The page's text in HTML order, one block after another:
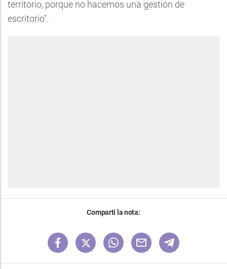
territorio, porque no hacemos una gestión de
escritorio".
Compartí la nota: